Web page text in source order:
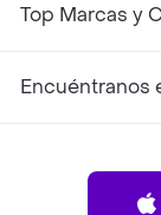
Top Marcas y
Encuéntranos